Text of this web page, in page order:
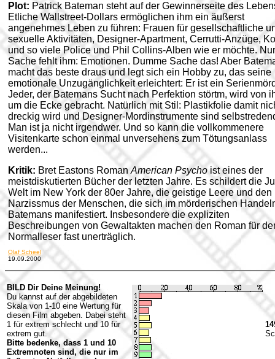
Plot: Patrick Bateman steht auf der Gewinnerseite des
Etliche Wallstreet-Dollars ermöglichen ihm ein äußerst
angenehmes Leben zu führen: Frauen für gesellschaftliche
sexuelle Aktivitäten, Designer-Apartment, Cerrutti-Anzüge,
und so viele Police und Phil Collins-Alben wie er möchte.
Sache fehlt ihm: Emotionen. Dumme Sache das! Aber
macht das beste draus und legt sich ein Hobby zu, das seine
emotionale Unzugänglichkeit erleichtert: Er ist ein
Jeder, der Batemans Sucht nach Perfektion störtm, wird von
um die Ecke gebracht. Natürlich mit Stil: Plastikfolie damit
dreckig wird und Designer-Mordinstrumente sind
Man ist ja nicht irgendwer. Und so kann die vollkommenere
Visitenkarte schon einmal unversehens zum Tötungsanlass
werden...
Kritik: Bret Eastons Roman American Psychoist eines der
meistdiskutierten Bücher der letzten Jahre. Es schildert die
Welt im New York der 80er Jahre, die geistige Leere und den
Narzissmus der Menschen, die sich im mörderischen
Batemans manifestiert. Insbesondere die expliziten
Beschreibungen von Gewaltakten machen den Roman für
Normalleser fast unerträglich.
Olaf Scheel
19.09.2000
BILD Dir Deine Meinung!
Du kannst auf der abgebildeten
Skala von 1-10 eine Wertung für
diesen Film abgeben. Dabei steht
1 für extrem schlecht und 10 für
extrem gut.
Bitte bedenke, dass 1 und 10
Extremnoten sind, die nur im